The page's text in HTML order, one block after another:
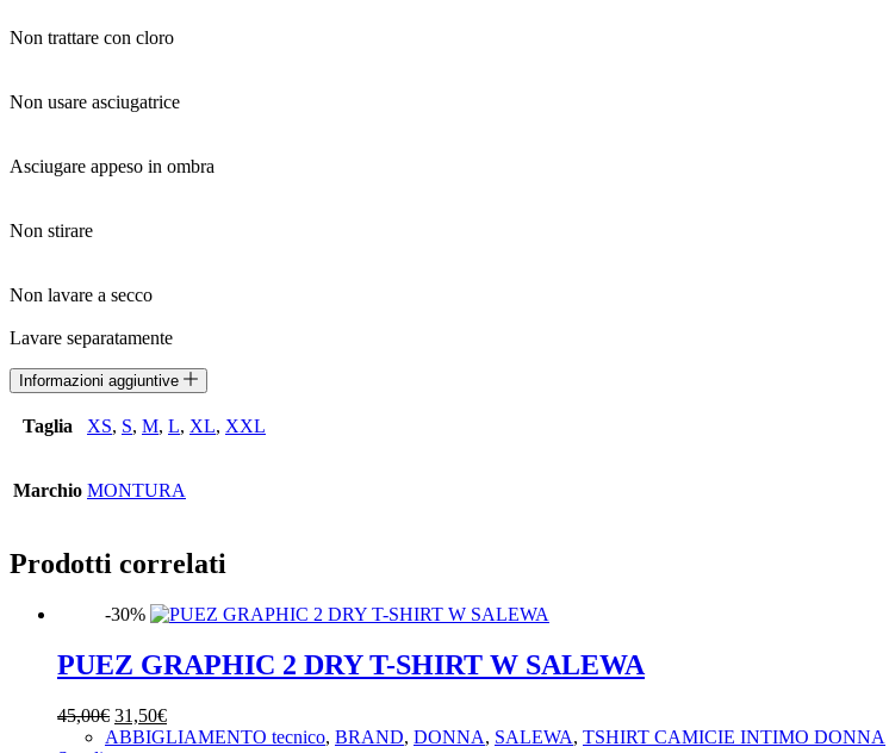
Non trattare con cloro
Non usare asciugatrice
Asciugare appeso in ombra
Non stirare
Non lavare a secco
Lavare separatamente
Informazioni aggiuntive
Taglia XS, S, M, L, XL, XXL
Marchio MONTURA
Prodotti correlati
-30%
PUEZ GRAPHIC 2 DRY T-SHIRT W SALEWA
45,00€ Il
prezzo
31,50€Il
prezzo
ABBIGLIAMENTO tecnico, BRAND, DONNA, SALEWA, TSHIRT CAMICIE INTIMO DONNA